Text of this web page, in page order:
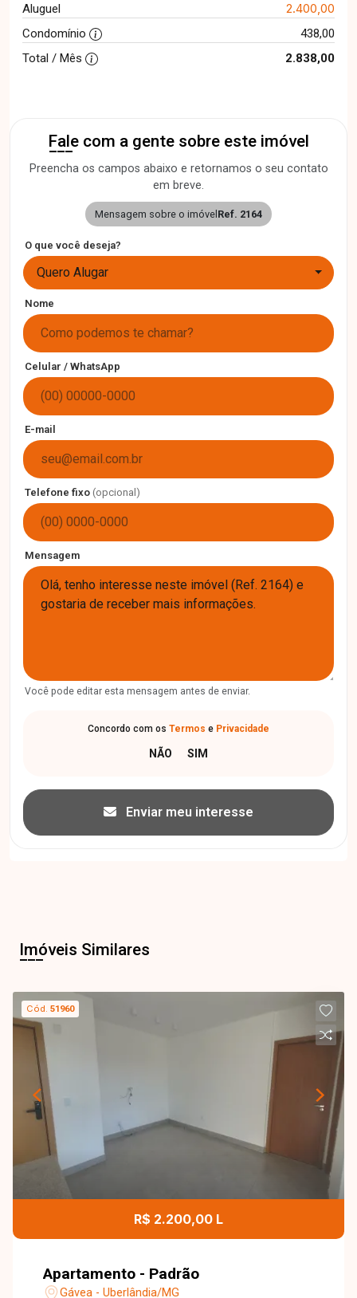
Aluguel 2.400,00
Condomínio
438,00
Total / Mês
2.838,00
Fale com a gente sobre este imóvel
Preencha os campos abaixo e retornamos o seu contato
em breve.
Mensagem sobre o imóvelRef. 2164
O que você deseja?
Quero Alugar
Nome
Celular / WhatsApp
E-mail
Telefone fixo (opcional)
Mensagem
Você pode editar esta mensagem antes de enviar.
Concordo com os Termos e Privacidade
Enviar meu interesse
Imóveis Similares
Cód.51960
R$ 2.200,00 L
Apartamento - Padrão
Gávea - Uberlândia/MG